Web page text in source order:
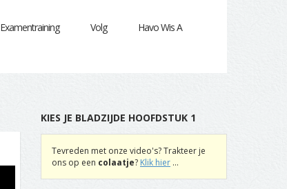
Examentraining Volg Havo Wis A
KIES JE BLADZIJDE HOOFDSTUK 1
Tevreden met onze video's? Trakteer je
ons op een colaatje? Klik hier ...